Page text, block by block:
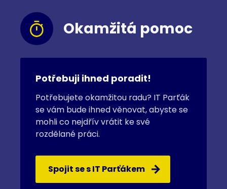
Okamžitá pomoc
Potřebuji ihned poradit!
Potřebujete okamžitou radu? IT Parťák
se vám bude ihned věnovat, abyste se
mohli co nejdřív vrátit ke své
rozdělané práci.
Spojit se s IT Parťákem